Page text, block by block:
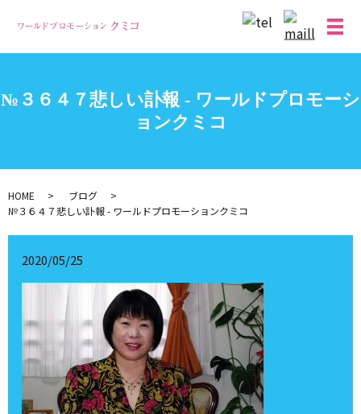
メ
№３６４７悲しい訃報 - ワールドプロモーシ
ョンクミコ
HOME
ブログ
№３６４７悲しい訃報 - ワールドプロモーションクミコ
2020/05/25